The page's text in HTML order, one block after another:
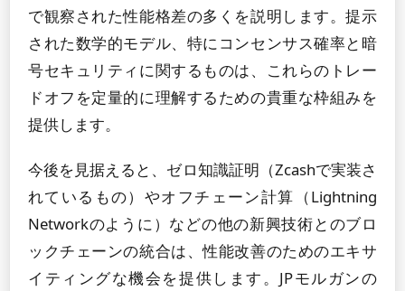
で観察された性能格差の多くを説明します。提示
された数学的モデル、特にコンセンサス確率と暗
号セキュリティに関するものは、これらのトレー
ドオフを定量的に理解するための貴重な枠組みを
提供します。
今後を見据えると、ゼロ知識証明（Zcashで実装さ
れているもの）やオフチェーン計算（Lightning
Networkのように）などの他の新興技術とのブロ
ックチェーンの統合は、性能改善のためのエキサ
イティングな機会を提供します。JPモルガンの